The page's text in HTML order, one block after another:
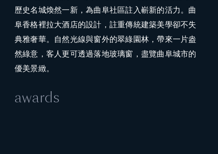
歷史名城煥然一新，為曲阜社區註入嶄新的活力。曲
阜香格裡拉大酒店的設計，註重傳統建築美學卻不失
典雅奢華。自然光線與窗外的翠綠園林，帶來一片盎
然綠意，客人更可透過落地玻璃窗，盡覽曲阜城市的
優美景緻。
awards